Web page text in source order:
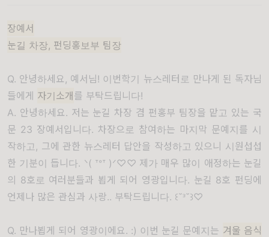
장예서
눈길 차장, 펀딩홍보부 팀장
Q. 안녕하세요, 예서님! 이번학기 뉴스레터로 만나게 된 독자님
들에게 자기소개 를 부탁드립니다!
A. 안녕하세요. 저는 눈길 차장 겸 펀홍부 팀장을 맡고 있는 국
문 23 장예서입니다. 차장으로 참여하는 마지막 문예지를 시
작하고, 그에 관한 뉴스레터 답안을 작성하고 있으니 시원섭섭
한 기분이 듭니다. ᐠ( ᐪᐤᐪ )ᐟ♡♡ 제가 매우 많이 애정하는 눈길
의 8호로 여러분들과 뵙게 되어 영광입니다. 눈길 8호 펀딩에
언제나 많은 관심과 사랑.. 부탁드립니다. ꒰˘ᵌ˘꒱♡
Q. 만나뵙게 되어 영광이에요. :) 이번 눈길 문예지는 겨울 음식